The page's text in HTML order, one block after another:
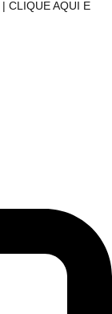
| CLIQUE AQUI E